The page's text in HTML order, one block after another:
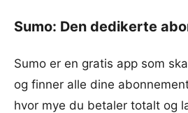
Sumo: Den dedikerte
Sumo er en gratis app som
og finner alle dine
hvor mye du betaler totalt og